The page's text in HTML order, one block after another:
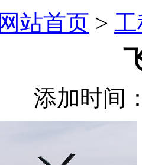
网站首页 >
添加时间